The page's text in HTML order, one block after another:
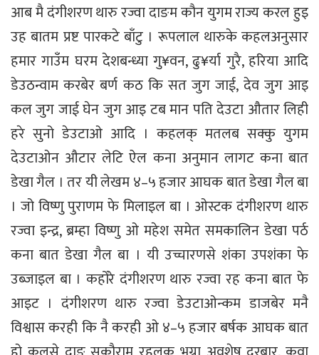
आब मै दंगीशरण थारु रज्वा दाङम कौन युगम राज्य करल हुइ
उह बातम प्रष्ट पारकटे बाँटु । रूपलाल थारुके कहलअनुसार
हमार गाउँम घरम देशबन्ध्या गु¥वन, ढु¥र्या गुरै, हरिया आदि
डेउठन्वाम करबेर बर्ण कठ कि सत जुग जाई, देव जुग आइ
कल जुग जाई घेन जुग आइ टब मान पति देउटा औतार लिही
हरे सुनो डेउटाओ आदि । कहलक् मतलब सक्कु युगम
देउटाओन औटार लेटि ऐल कना अनुमान लागट कना बात
डेखा गैल । तर यी लेखम ४–५ हजार आघक बात डेखा गैल बा
। जो विष्णु पुराणम फे मिलाइल बा । ओस्टक दंगीशरण थारु
रज्वा इन्द्र, ब्रम्हा विष्णु ओ महेश समेत समकालिन डेखा पर्ठ
कना बात डेखा गैल बा । यी उच्चारणसे शंका उपशंका फे
उब्जाइल बा । कहोंरे दंगीशरण थारु रज्वा रह कना बात फे
आइट । दंगीशरण थारु रज्वा डेउटाओन्कम डाजबेर मनै
विश्वास करही कि नै करही ओ ४–५ हजार बर्षक आघक बात